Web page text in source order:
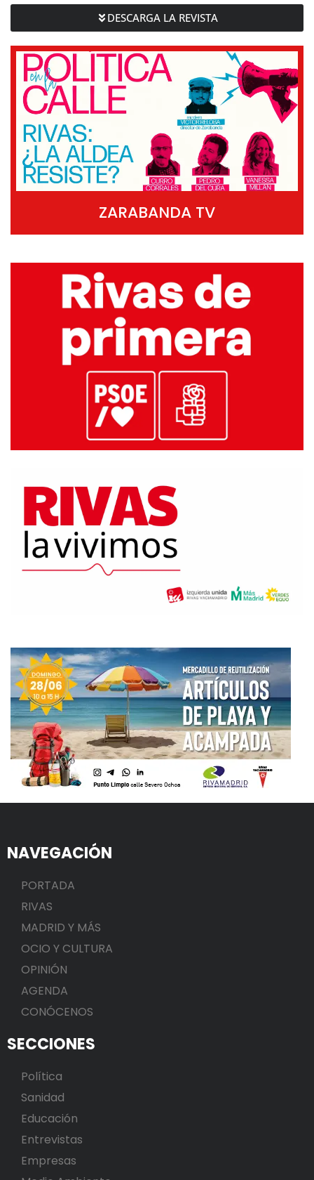
DESCARGA LA REVISTA
ZARABANDA TV
NAVEGACIÓN
PORTADA
RIVAS
MADRID Y MÁS
OCIO Y CULTURA
OPINIÓN
AGENDA
CONÓCENOS
SECCIONES
Política
Sanidad
Educación
Entrevistas
Empresas